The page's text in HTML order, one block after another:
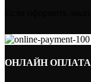
ОНЛАЙН ОПЛАТА